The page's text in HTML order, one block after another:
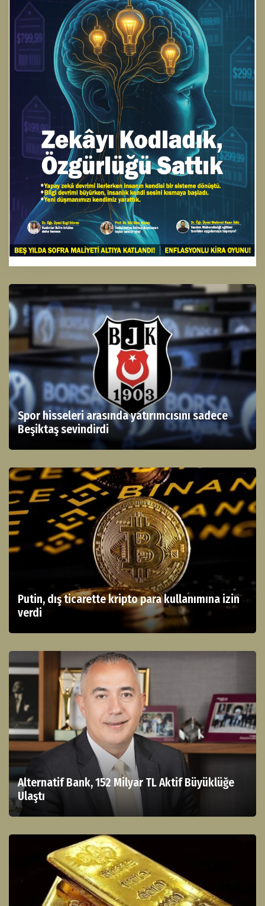
Spor hisseleri arasında yatırımcısını sadece
Beşiktaş sevindirdi
Putin, dış ticarette kripto para kullanımına izin
verdi
Alternatif Bank, 152 Milyar TL Aktif Büyüklüğe
Ulaştı